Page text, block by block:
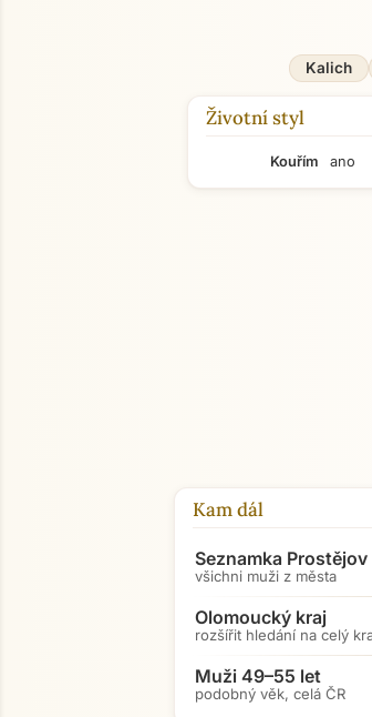
Kalich
Životní styl
Kouřím ano
Kam dál
Seznamka Prostějov
všichni muži z města
Olomoucký kraj
rozšířit hledání na celý
Muži 49–55 let
podobný věk, celá ČR